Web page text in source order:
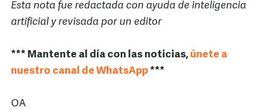
Esta nota fue redactada con ayuda de inteligencia
artificial y revisada por un editor
*** Mantente al día con las noticias, únete a
nuestro canal de WhatsApp***
OA